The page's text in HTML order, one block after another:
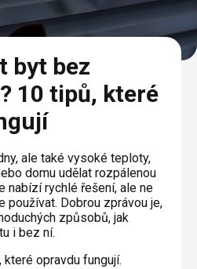
byt bez
10 tipů, které
ale také vysoké teploty,
domu udělat rozpálenou
nabízí rychlé řešení, ale ne
používat. Dobrou zprávou je,
způsobů, jak
i bez ní.
opravdu fungují.